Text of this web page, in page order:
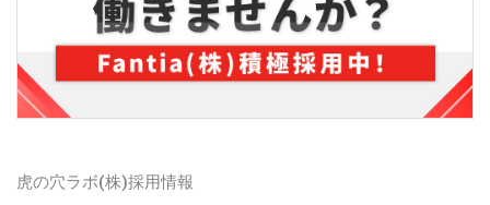
虎の穴ラボ(株)採用情報